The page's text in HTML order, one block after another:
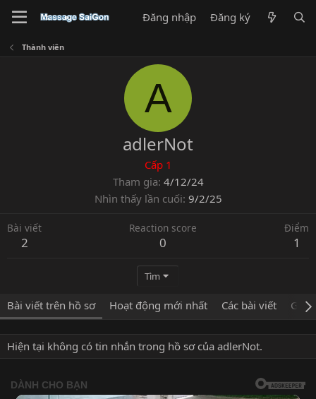
Đăng nhập Đăng ký
Thành viên
A
adlerNot
Cấp 1
Tham gia 4/12/24
Nhìn thấy lần cuối 9/2/25
Bài viết
2
Reaction score
0
Điểm
1
Tìm
Bài viết trên hồ sơ Hoạt động mới nhất Các bài viết Giới
Hiện tại không có tin nhắn trong hồ sơ của adlerNot.